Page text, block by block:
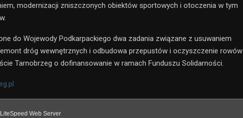
modernizacji zniszczonych obiektów sportowych i otoczenia w tym
do Wojewody Podkarpackiego dwa zadania związane z usuwaniem
dróg wewnętrznych i odbudowa przepustów i oczyszczenie rowów
Tarnobrzeg o dofinansowanie w ramach Funduszu Solidarności.